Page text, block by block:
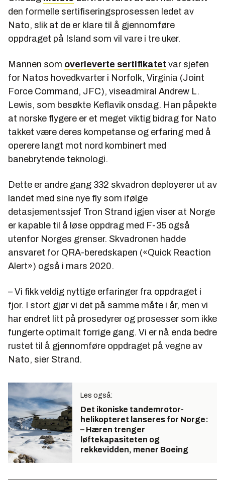
den formelle sertifiseringsprosessen ledet av
Nato, slik at de er klare til å gjennomføre
oppdraget på Island som vil vare i tre uker.
Mannen som overleverte sertifikatet var sjefen
for Natos hovedkvarter i Norfolk, Virginia (Joint
Force Command, JFC), viseadmiral Andrew L.
Lewis, som besøkte Keflavik onsdag. Han påpekte
at norske flygere er et meget viktig bidrag for Nato
takket være deres kompetanse og erfaring med å
operere langt mot nord kombinert med
banebrytende teknologi.
Dette er andre gang 332 skvadron deployerer ut av
landet med sine nye fly som ifølge
detasjementssjef Tron Strand igjen viser at Norge
er kapable til å løse oppdrag med F-35 også
utenfor Norges grenser. Skvadronen hadde
ansvaret for QRA-beredskapen («Quick Reaction
Alert») også i mars 2020.
– Vi fikk veldig nyttige erfaringer fra oppdraget i
fjor. I stort gjør vi det på samme måte i år, men vi
har endret litt på prosedyrer og prosesser som ikke
fungerte optimalt forrige gang. Vi er nå enda bedre
rustet til å gjennomføre oppdraget på vegne av
Nato, sier Strand.
Les også:
Det ikoniske tandemrotor-
helikopteret lanseres for Norge:
– Hæren trenger
løftekapasiteten og
rekkevidden, mener Boeing